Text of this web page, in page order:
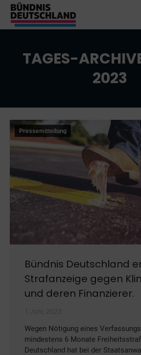
TAGES-
2023
Pressemitteilung
Bündnis Deutschland
Strafanzeige gegen
und deren Finanzierer.
Wegen Nötigung eines
mindestens 6 Monate
Deutschland hat bei der